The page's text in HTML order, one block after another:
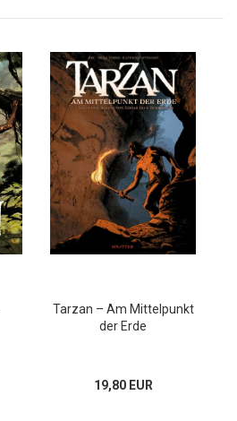
Tarzan – Am Mittelpunkt
der Erde
19,80 EUR